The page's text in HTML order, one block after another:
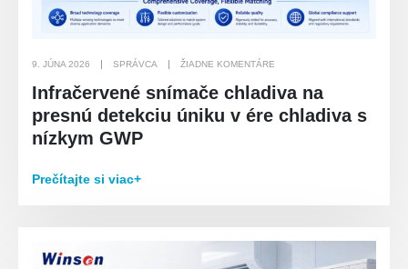
9. JÚNA 2026 SPRÁVCA ŽIADNE KOMENTÁRE
Infračervené snímače chladiva na
presnú detekciu úniku v ére chladiva s
nízkym GWP
Prečítajte si viac+